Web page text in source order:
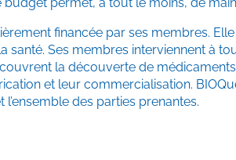
permet, à tout le moins, de
financée par ses membres.
santé. Ses membres interviennent à
la découverte de
et leur commercialisation.
des parties prenantes.